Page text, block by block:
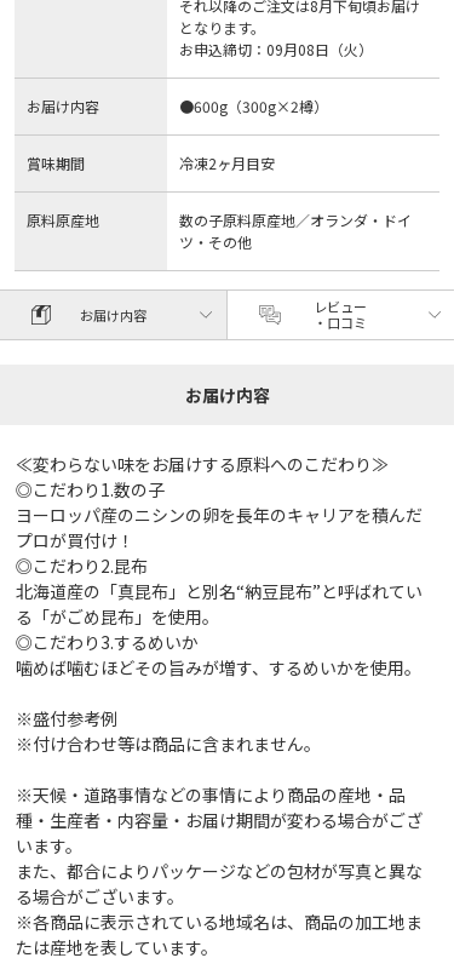
それ以降のご注文は8月下旬頃お届け
となります。
お申込締切：09月08日（火）
お届け内容 ●600g（300g×2樽）
賞味期間 冷凍2ヶ月目安
原料原産地
数の子原料原産地／オランダ・ドイ
ツ・その他
お届け内容
レビュー
・口コミ
お届け内容
≪変わらない味をお届けする原料へのこだわり≫
◎こだわり1.数の子
ヨーロッパ産のニシンの卵を長年のキャリアを積んだ
プロが買付け！
◎こだわり2.昆布
北海道産の「真昆布」と別名“納豆昆布”と呼ばれてい
る「がごめ昆布」を使用。
◎こだわり3.するめいか
噛めば噛むほどその旨みが増す、するめいかを使用。
※盛付参考例
※付け合わせ等は商品に含まれません。
※天候・道路事情などの事情により商品の産地・品
種・生産者・内容量・お届け期間が変わる場合がござ
います。
また、都合によりパッケージなどの包材が写真と異な
る場合がございます。
※各商品に表示されている地域名は、商品の加工地ま
たは産地を表しています。